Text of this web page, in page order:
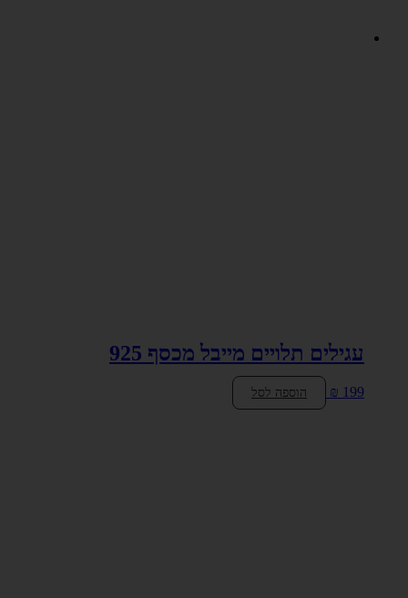
עגילים תלויים מייבל מכסף 925
₪ 199 הוספה לסל